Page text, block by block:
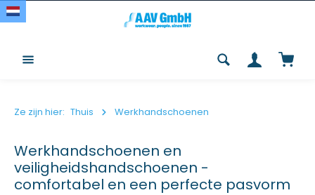
Overslaan en naar de inhoud gaan
Ze zijn hier: Thuis Werkhandschoenen
Werkhandschoenen en
veiligheidshandschoenen -
comfortabel en een perfecte pasvorm